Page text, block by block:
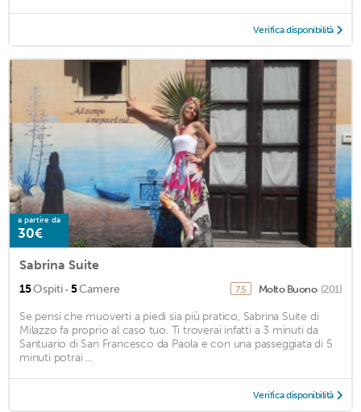
Verifica disponibilità
a partire da
30€
Sabrina Suite
15Ospiti · 5Camere 7,5 Molto Buono (201)
Se pensi che muoverti a piedi sia più pratico, Sabrina Suite di
Milazzo fa proprio al caso tuo. Ti troverai infatti a 3 minuti da
Santuario di San Francesco da Paola e con una passeggiata di 5
minuti potrai ...
Verifica disponibilità